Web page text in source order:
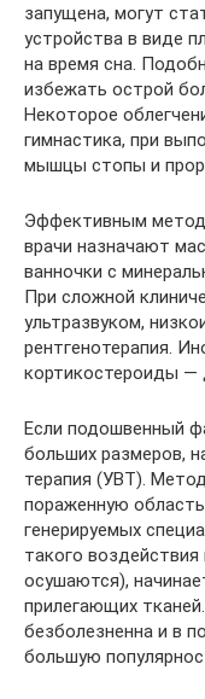
запущена, могут
устройства в виде
на время сна.
избежать острой
Некоторое
гимнастика, при
мышцы стопы и
Эффективным
врачи назначают
ванночки с
При сложной
ультразвуком,
рентгенотерапия.
кортикостероиды —
Если подошвенный
больших размеров,
терапия (УВТ).
пораженную
генерируемых
такого
осушаются),
прилегающих
безболезненна и в
большую